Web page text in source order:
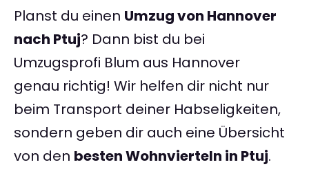
Planst du einen Umzug von Hannover
nach Ptuj? Dann bist du bei
Umzugsprofi Blum aus Hannover
genau richtig! Wir helfen dir nicht nur
beim Transport deiner Habseligkeiten,
sondern geben dir auch eine Übersicht
von den besten Wohnvierteln in Ptuj.